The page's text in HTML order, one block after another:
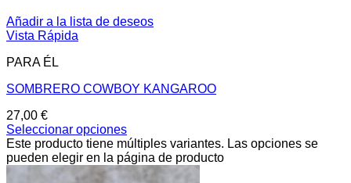
Añadir a la lista de deseos
Vista Rápida
PARA ÉL
SOMBRERO COWBOY KANGAROO
27,00 €
Seleccionar opciones
Este producto tiene múltiples variantes. Las opciones se
pueden elegir en la página de producto